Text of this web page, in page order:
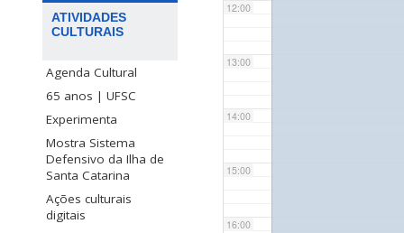
ATIVIDADES
CULTURAIS
Agenda Cultural
65 anos | UFSC
Experimenta
Mostra Sistema
Defensivo da Ilha de
Santa Catarina
Ações culturais
digitais
12:00
13:00
14:00
15:00
16:00